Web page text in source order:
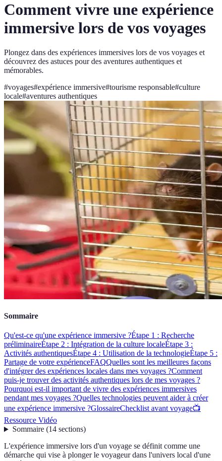
Comment vivre une expérience
immersive lors de vos voyages
Plongez dans des expériences immersives lors de vos voyages et
découvrez des astuces pour des aventures authentiques et
mémorables.
#voyages#expérience immersive#tourisme responsable#culture
locale#aventures authentiques
Sommaire
Qu'est-ce qu'une expérience immersive ?Étape 1 : Recherche
préliminaireÉtape 2 : Intégration de la culture localeÉtape 3 :
Activités authentiquesÉtape 4 : Utilisation de la technologieÉtape 5 :
Partage de votre expérienceFAQQuelles sont les meilleures façons
d'intégrer des expériences locales dans mes voyages ?Comment
puis-je trouver des activités authentiques lors de mes voyages ?
Pourquoi est-il important de vivre des expériences immersives
pendant mes voyages ?Quelles technologies peuvent aider à créer
une expérience immersive ?GlossaireChecklist avant voyage📺
Ressource Vidéo
Sommaire(14 sections)
L'expérience immersive lors d'un voyage se définit comme une
démarche qui vise à plonger le voyageur dans l'univers local d'une